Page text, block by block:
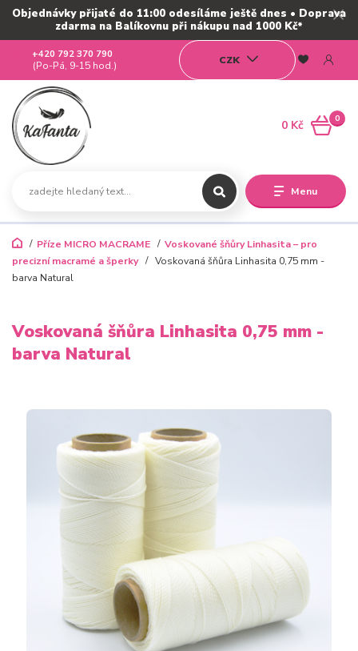
Objednávky přijaté do 11:00 odesíláme ještě dnes • Doprava
zdarma na Balíkovnu při nákupu nad 1000 Kč*
Menu
CZK
+420 792 370 790
(Po-Pá, 9-15 hod.)
0
0 Kč
Příze MICRO MACRAME
Voskované šňůry Linhasita – pro
precizní macramé a šperky
Voskovaná šňůra Linhasita 0,75 mm -
barva Natural
Voskovaná šňůra Linhasita 0,75 mm -
barva Natural